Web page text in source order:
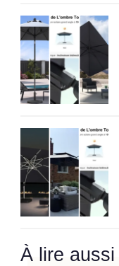
À lire aussi